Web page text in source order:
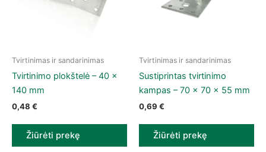
Tvirtinimas ir sandarinimas
Tvirtinimo plokštelė – 40 x
140 mm
0,48 €
Žiūrėti prekę
Tvirtinimas ir sandarinimas
Sustiprintas tvirtinimo
kampas – 70 x 70 x 55 mm
0,69 €
Žiūrėti prekę